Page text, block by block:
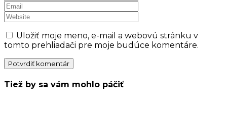
Uložiť moje meno, e-mail a webovú stránku v
tomto prehliadači pre moje budúce komentáre.
Tiež by sa vám mohlo páčiť